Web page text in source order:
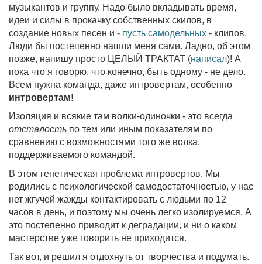
музыкантов и группу. Надо было вкладывать время,
идеи и силы в прокачку собственных скилов, в
создание новых песен и - пусть самодельных - клипов.
Люди бы постепенно нашли меня сами. Ладно, об этом
позже, напишу просто ЦЕЛЫЙ ТРАКТАТ (написал)! А
пока что я говорю, что конечно, быть одному - не дело.
Всем нужна команда, даже интровертам, особенно
интровертам!
Изоляция и всякие там волки-одиночки - это всегда
отсталость по тем или иным показателям по
сравнению с возможностями того же волка,
поддерживаемого командой.
В этом генетическая проблема интровертов. Мы
родились с психологической самодостаточностью, у нас
нет жгучей жажды контактировать с людьми по 12
часов в день, и поэтому мы очень легко изолируемся. А
это постепенно приводит к деградации, и ни о каком
мастерстве уже говорить не приходится.
Так вот, и решил я отдохнуть от творчества и подумать.